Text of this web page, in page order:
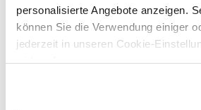
personalisierte Angebote anzeigen.
können Sie die Verwendung einiger
jederzeit in unseren Cookie-